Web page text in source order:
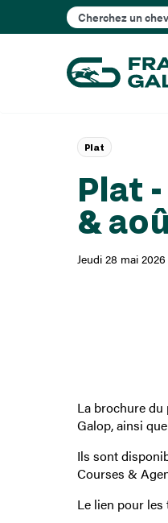
Plat
&
Jeudi 28 mai
Plat
La brochure du
Galop, ainsi
Ils sont
Courses &
Le lien pour les